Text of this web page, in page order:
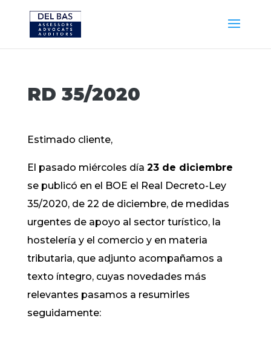
RD 35/2020
Estimado cliente,
El pasado miércoles día 23 de diciembre
se publicó en el BOE el Real Decreto-Ley
35/2020, de 22 de diciembre, de medidas
urgentes de apoyo al sector turístico, la
hostelería y el comercio y en materia
tributaria, que adjunto acompañamos a
texto íntegro, cuyas novedades más
relevantes pasamos a resumirles
seguidamente: